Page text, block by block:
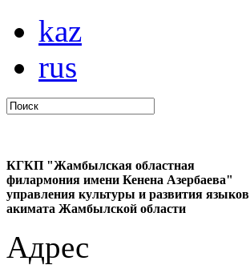
kaz
rus
КГКП "Жамбылская областная
филармония имени Кенена Азербаева"
управления культуры и развития языков
акимата Жамбылской области
Адрес